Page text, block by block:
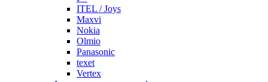
ITEL / Joys
Maxvi
Nokia
Olmio
Panasonic
texet
Vertex